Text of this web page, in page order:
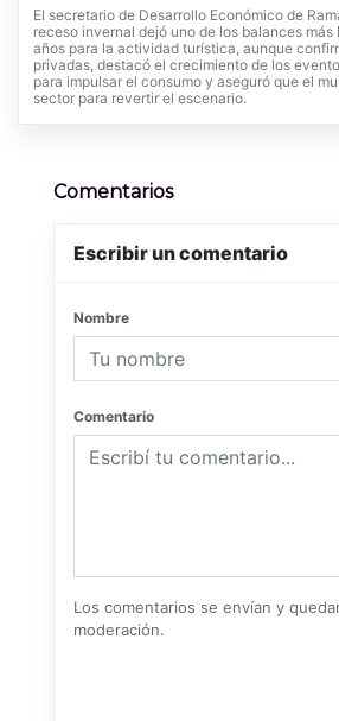
El secretario de Desarrollo Económico de
receso invernal dejó uno de los balances más
años para la actividad turística, aunque
privadas, destacó el crecimiento de los
para impulsar el consumo y aseguró que el
sector para revertir el escenario.
Comentarios
Escribir un comentario
Nombre
Comentario
Los comentarios se envían y
moderación.